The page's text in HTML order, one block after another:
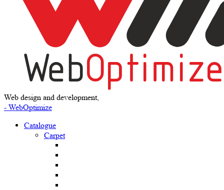
Web design and development,
- WebOptimize
Catalogue
Carpet